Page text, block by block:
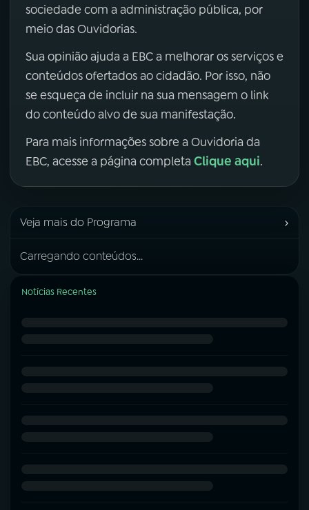
sociedade com a administração pública, por
meio das Ouvidorias.
Sua opinião ajuda a EBC a melhorar os serviços e
conteúdos ofertados ao cidadão. Por isso, não
se esqueça de incluir na sua mensagem o link
do conteúdo alvo de sua manifestação.
Para mais informações sobre a Ouvidoria da
EBC, acesse a página completa Clique aqui.
Veja mais do Programa ›
Carregando conteúdos...
Notícias Recentes